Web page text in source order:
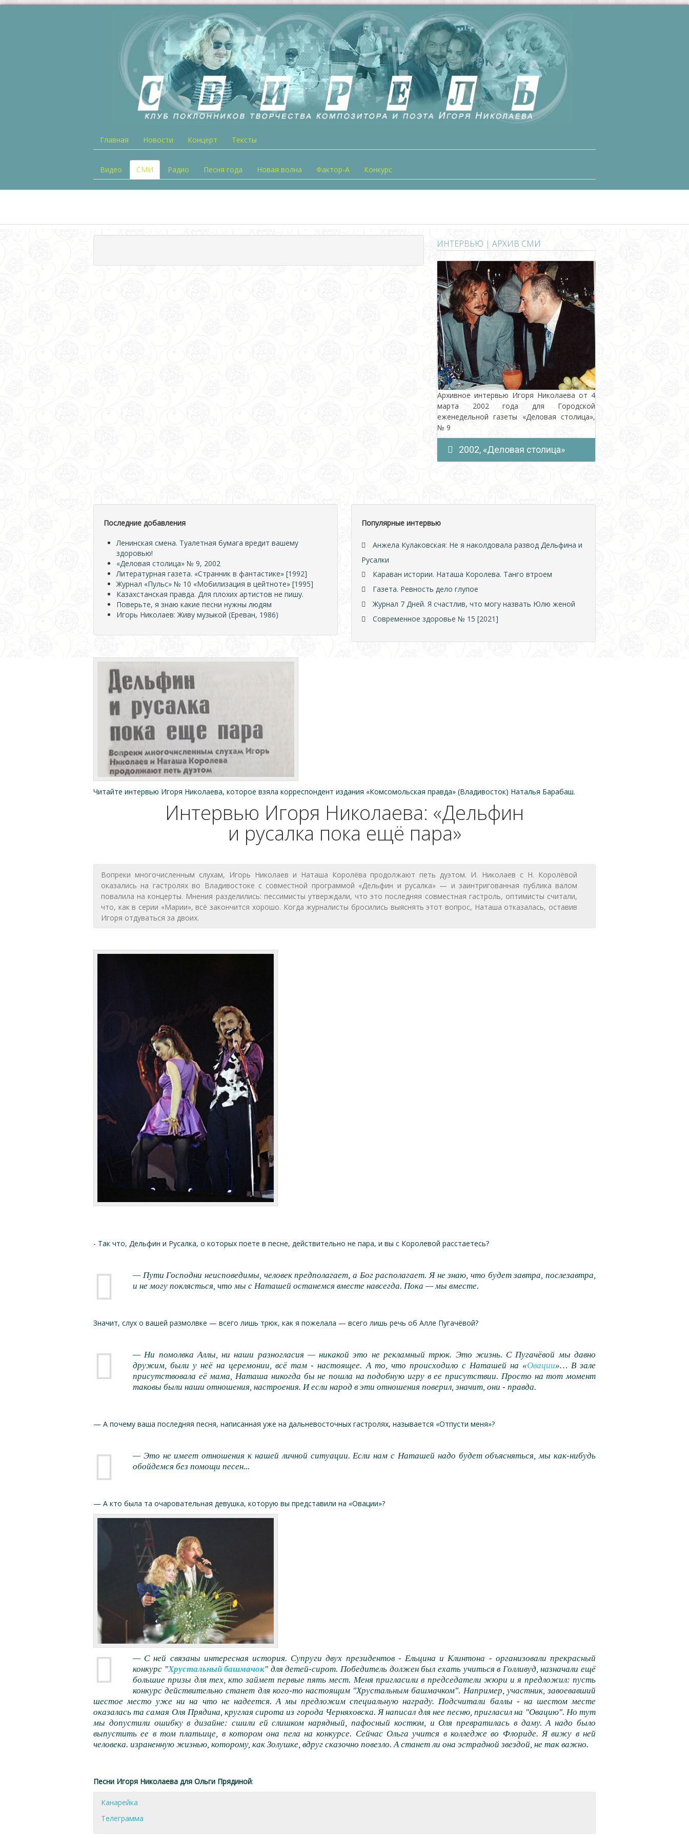
Главная Новости Концерт Тексты
Видео СМИ Радио Песня года Новая волна Фактор-А Конкурс
ИНТЕРВЬЮ | АРХИВ СМИ
Архивное интервью Игоря Николаева от 4
марта 2002 года для Городской
еженедельной газеты «Деловая столица»,
№ 9
2002, «Деловая столица»
Последние добавления
Ленинская смена. Туалетная бумага вредит вашему
здоровью!
«Деловая столица» № 9, 2002
Литературная газета. «Странник в фантастике» [1992]
Журнал «Пульс» № 10 «Мобилизация в цейтноте» [1995]
Казахстанская правда. Для плохих артистов не пишу.
Поверьте, я знаю какие песни нужны людям
Игорь Николаев: Живу музыкой (Ереван, 1986)
Популярные интервью
Анжела Кулаковская: Не я наколдовала развод Дельфина и
Русалки
Караван истории. Наташа Королева. Танго втроем
Газета. Ревность дело глупое
Журнал 7 Дней. Я счастлив, что могу назвать Юлю женой
Современное здоровье № 15 [2021]
Читайте интервью Игоря Николаева, которое взяла корреспондент издания «Комсомольская правда» (Владивосток) Наталья Барабаш.
Интервью Игоря Николаева: «Дельфин
и русалка пока ещё пара»
Вопреки многочисленным слухам, Игорь Николаев и Наташа Королёва продолжают петь дуэтом. И. Николаев с Н. Королёвой
оказались на гастролях во Владивостоке с совместной программой «Дельфин и русалка» — и заинтригованная публика валом
повалила на концерты. Мнения разделились: пессимисты утверждали, что это последняя совместная гастроль, оптимисты считали,
что, как в серии «Марии», всё закончится хорошо. Когда журналисты бросились выяснять этот вопрос, Наташа отказалась, оставив
Игоря отдуваться за двоих.
- Так что, Дельфин и Русалка, о которых поете в песне, действительно не пара, и вы с Королевой расстаетесь?
— Пути Господни неисповедимы, человек предполагает, а Бог располагает. Я не знаю, что будет завтра, послезавтра,
и не могу поклясться, что мы с Наташей останемся вместе навсегда. Пока — мы вместе.
Значит, слух о вашей размолвке — всего лишь трюк, как я пожелала — всего лишь речь об Алле Пугачёвой?
— Ни помолвка Аллы, ни наши разногласия — никакой это не рекламный трюк. Это жизнь. С Пугачёвой мы давно
дружим, были у неё на церемонии, всё там - настоящее. А то, что происходило с Наташей на «Овации»… В зале
присутствовала её мама, Наташа никогда бы не пошла на подобную игру в ее присутствии. Просто на тот момент
таковы были наши отношения, настроения. И если народ в эти отношения поверил, значит, они - правда.
— А почему ваша последняя песня, написанная уже на дальневосточных гастролях, называется «Отпусти меня»?
— Это не имеет отношения к нашей личной ситуации. Если нам с Наташей надо будет объясняться, мы как-нибудь
обойдемся без помощи песен...
— А кто была та очаровательная девушка, которую вы представили на «Овации»?
— С ней связаны интересная история. Супруги двух президентов - Ельцина и Клинтона - организовали прекрасный
конкурс "Хрустальный башмачок" для детей-сирот. Победитель должен был ехать учиться в Голливуд, назначали ещё
большие призы для тех, кто займет первые пять мест. Меня пригласили в председатели жюри и я предложил: пусть
конкурс действительно станет для кого-то настоящим "Хрустальным башмачком". Например, участник, завоевавший
шестое место уже ни на что не надеется. А мы предложим специальную награду. Подсчитали баллы - на шестом месте
оказалась та самая Оля Прядина, круглая сирота из города Черняховска. Я написал для нее песню, пригласил на "Овацию". Но тут
мы допустили ошибку в дизайне: сшили ей слишком нарядный, пафосный костюм, и Оля превратилась в даму. А надо было
выпустить ее в том платьице, в котором она пела на конкурсе. Сейчас Ольга учится в колледже во Флориде. Я вижу в ней
человека. израненную жизнью, которому, как Золушке, вдруг сказочно повезло. А станет ли она эстрадной звездой, не так важно.
Песни Игоря Николаева для Ольги Прядиной:
Канарейка
Телеграмма